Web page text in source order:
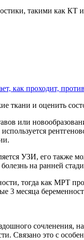
такими как
как проходит,
ткани и оценить
или
УЗИ, его также
на ранней
тогда как МРТ
3 месяца
сочленения,
Связано это с